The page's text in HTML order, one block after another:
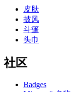
皮肤
披风
斗篷
头巾
社区
Badges